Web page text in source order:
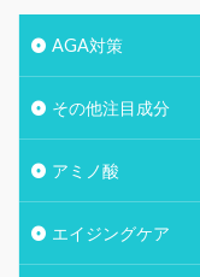
AGA対策
その他注目成分
アミノ酸
エイジングケア